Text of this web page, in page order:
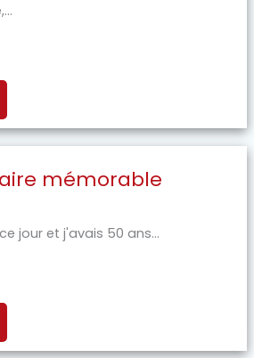
mémorable
jour et j'avais 50 ans...